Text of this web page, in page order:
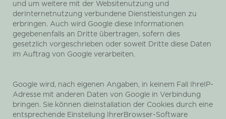
und um weitere mit der Websitenutzung und
derInternetnutzung verbundene Dienstleistungen zu
erbringen. Auch wird Google diese Informationen
gegebenenfalls an Dritte übertragen, sofern dies
gesetzlich vorgeschrieben oder soweit Dritte diese Daten
im Auftrag von Google verarbeiten.
Google wird, nach eigenen Angaben, in keinem Fall IhreIP-
Adresse mit anderen Daten von Google in Verbindung
bringen. Sie können dieInstallation der Cookies durch eine
entsprechende Einstellung IhrerBrowser-Software